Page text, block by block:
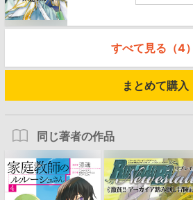
すべて見る（4）
まとめて購入
同じ著者の作品